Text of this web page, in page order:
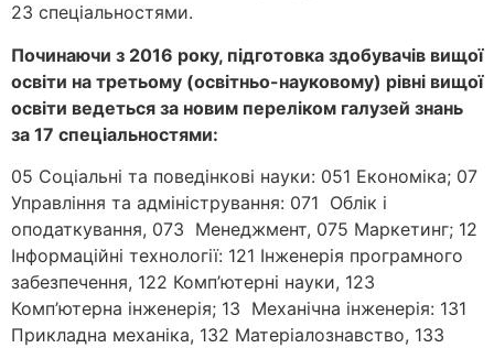
23 спеціальностями.
Починаючи з 2016 року, підготовка здобувачів вищої
освіти на третьому (освітньо-науковому) рівні вищої
освіти ведеться за новим переліком галузей знань
за 17 спеціальностями:
05 Соціальні та поведінкові науки: 051 Економіка; 07
Управління та адміністрування: 071 Облік і
оподаткування, 073 Менеджмент, 075 Маркетинг; 12
Інформаційні технології: 121 Інженерія програмного
забезпечення, 122 Комп’ютерні науки, 123
Комп’ютерна інженерія; 13 Механічна інженерія: 131
Прикладна механіка, 132 Матеріалознавство, 133